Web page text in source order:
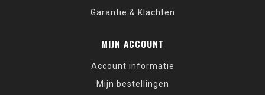
Garantie & Klachten
MIJN ACCOUNT
Account informatie
Mijn bestellingen